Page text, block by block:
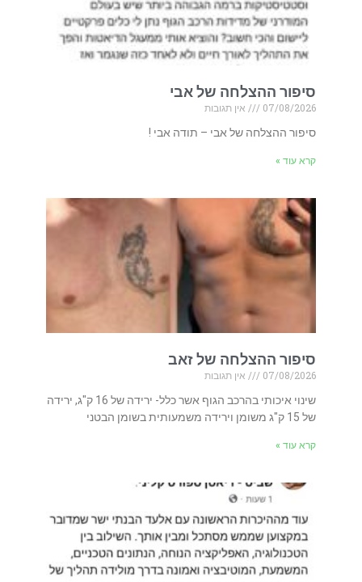
סיפור ההצלחה של אבי
07/08/2026
אין תגובות
סיפור ההצלחה של אבי – תודה אבי !
קרא עוד »
סיפור ההצלחה של זאב
07/08/2026
אין תגובות
שינוי איכותי בהרכב הגוף אשר כלל- ירידה של 16 ק"ג, ירידה
של 15 ק"ג משומן וירידה משמעותית בשומן הבטני
קרא עוד »